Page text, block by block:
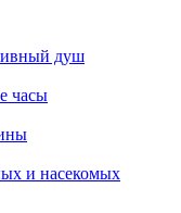
душ
часы
и насекомых